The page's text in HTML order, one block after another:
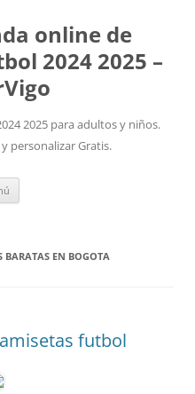
online de
2024 2025 –
2025 para adultos y niños.
personalizar Gratis.
BARATAS EN BOGOTA
futbol